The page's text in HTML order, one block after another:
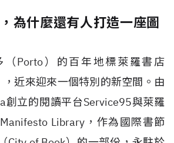
為什麼還有人打造一座圖
（Porto）的百年地標萊羅書店
，近來迎來一個特別的新空間。由
創立的閱讀平台Service95與萊羅
Manifesto Library，作為國際書節